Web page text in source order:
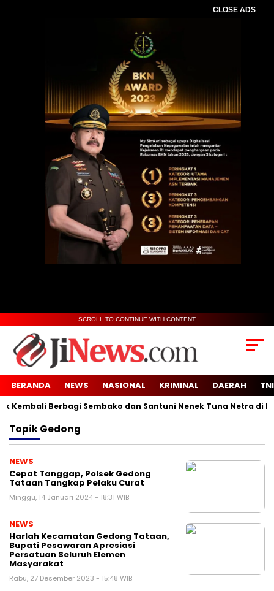
CLOSE ADS
SCROLL TO CONTINUE WITH CONTENT
BERANDA NEWS NASIONAL KRIMINAL DAERAH
Berbagi Sembako dan Santuni Nenek Tuna Netra di
TopikGedong
NEWS
Cepat Tanggap, Polsek Gedong
Tataan Tangkap Pelaku Curat
Minggu, 14 Januari 2024 - 18:31 WIB
NEWS
Harlah Kecamatan Gedong Tataan,
Bupati Pesawaran Apresiasi
Persatuan Seluruh Elemen
Masyarakat
Rabu, 27 Desember 2023 - 15:48 WIB